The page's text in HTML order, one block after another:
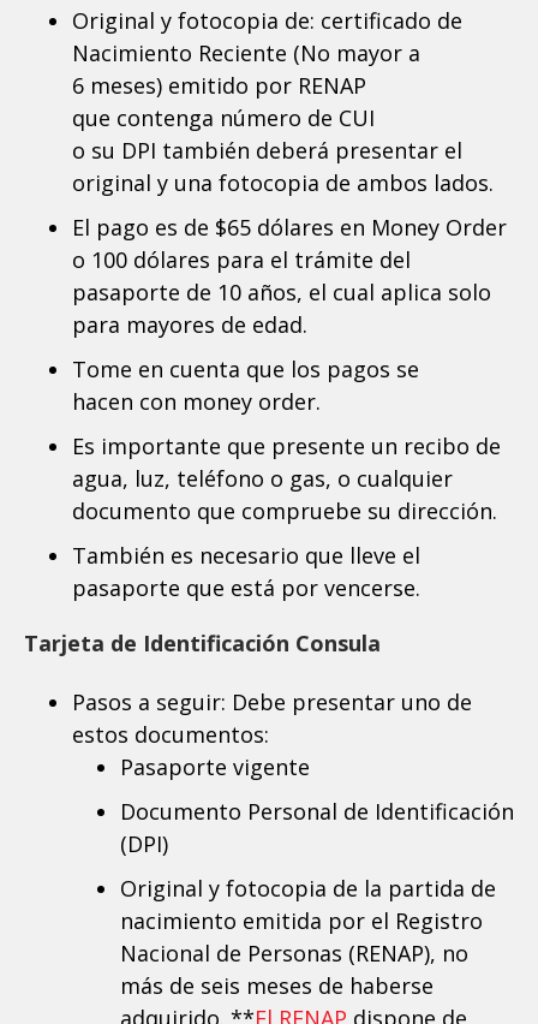
Original y fotocopia de: certificado de
Nacimiento Reciente (No mayor a
6 meses) emitido por RENAP
que contenga número de CUI
o su DPI también deberá presentar el
original y una fotocopia de ambos lados.
El pago es de $65 dólares en Money Order
o 100 dólares para el trámite del
pasaporte de 10 años, el cual aplica solo
para mayores de edad.
Tome en cuenta que los pagos se
hacen con money order.
Es importante que presente un recibo de
agua, luz, teléfono o gas, o cualquier
documento que compruebe su dirección.
También es necesario que lleve el
pasaporte que está por vencerse.
Tarjeta de Identificación Consula
Pasos a seguir: Debe presentar uno de
estos documentos:
Pasaporte vigente
Documento Personal de Identificación
(DPI)
Original y fotocopia de la partida de
nacimiento emitida por el Registro
Nacional de Personas (RENAP), no
más de seis meses de haberse